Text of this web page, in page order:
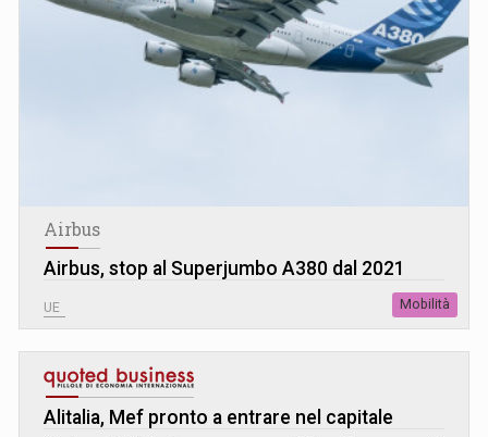
Airbus
Airbus, stop al Superjumbo A380 dal 2021
UE Mobilità
Alitalia, Mef pronto a entrare nel capitale